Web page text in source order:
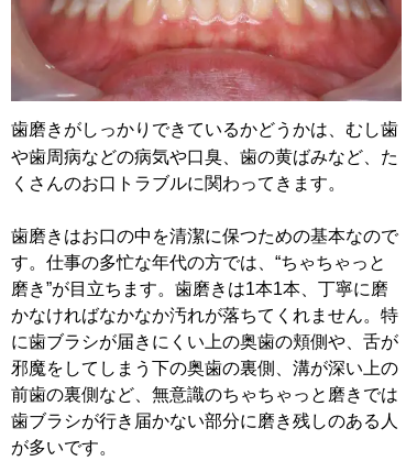
歯磨きがしっかりできているかどうかは、むし歯
や歯周病などの病気や口臭、歯の黄ばみなど、た
くさんのお口トラブルに関わってきます。
歯磨きはお口の中を清潔に保つための基本なので
す。仕事の多忙な年代の方では、“ちゃちゃっと
磨き”が目立ちます。歯磨きは1本1本、丁寧に磨
かなければなかなか汚れが落ちてくれません。特
に歯ブラシが届きにくい上の奥歯の頬側や、舌が
邪魔をしてしまう下の奥歯の裏側、溝が深い上の
前歯の裏側など、無意識のちゃちゃっと磨きでは
歯ブラシが行き届かない部分に磨き残しのある人
が多いです。